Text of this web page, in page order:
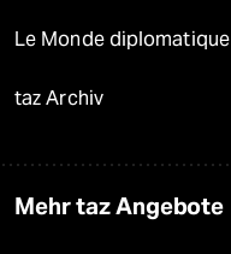
Le Monde diplomatique
taz Archiv
Mehr taz Angebote